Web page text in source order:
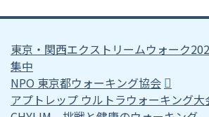
東京・関西エクストリームウォーク
集中
NPO 東京都ウォーキング協会
アプトレップ ウルトラウォーキング大